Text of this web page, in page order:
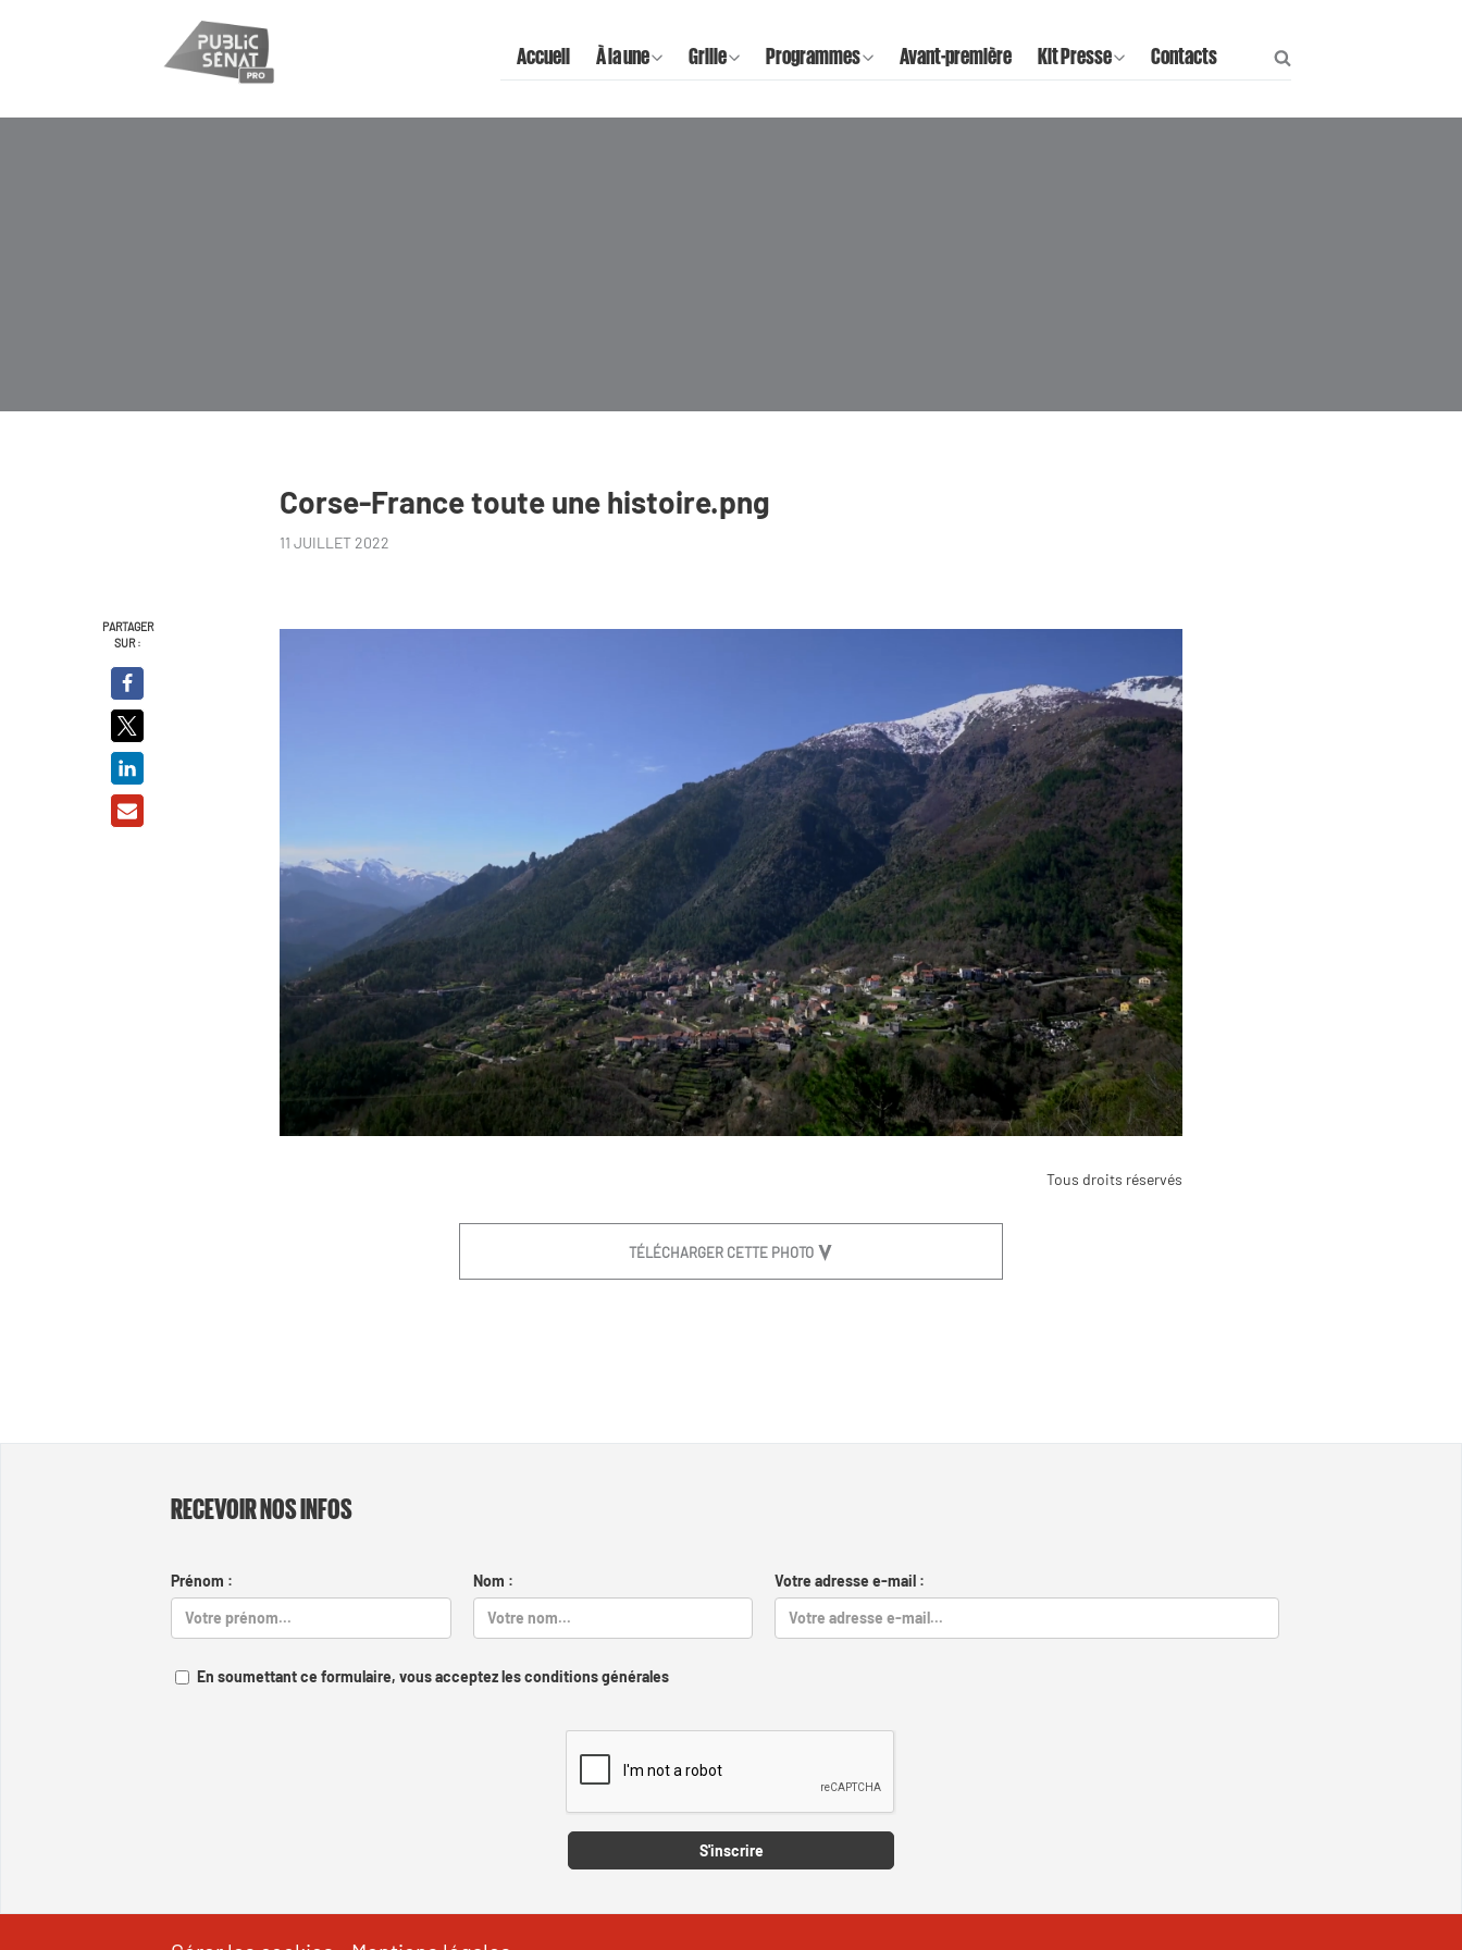
Accueil À la une Grille Programmes Avant-première Kit Presse Contacts
Corse-France toute une histoire.png
11 JUILLET 2022
PARTAGER
SUR :
Tous droits réservés
TÉLÉCHARGER CETTE PHOTO
RECEVOIR NOS INFOS
Prénom : Nom : Votre adresse e-mail :
En soumettant ce formulaire, vous acceptez les conditions générales
S'inscrire